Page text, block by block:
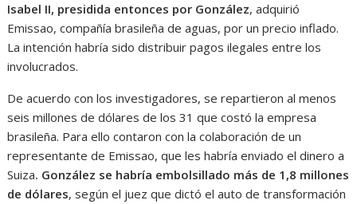
Isabel II, presidida entonces por González, adquirió
Emissao, compañía brasileña de aguas, por un precio inflado.
La intención habría sido distribuir pagos ilegales entre los
involucrados.
De acuerdo con los investigadores, se repartieron al menos
seis millones de dólares de los 31 que costó la empresa
brasileña. Para ello contaron con la colaboración de un
representante de Emissao, que les habría enviado el dinero a
Suiza. González se habría embolsillado más de 1,8 millones
de dólares, según el juez que dictó el auto de transformación